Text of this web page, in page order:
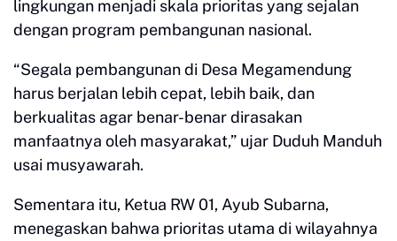
lingkungan menjadi skala prioritas yang sejalan
dengan program pembangunan nasional.
“Segala pembangunan di Desa Megamendung
harus berjalan lebih cepat, lebih baik, dan
berkualitas agar benar-benar dirasakan
manfaatnya oleh masyarakat,” ujar Duduh Manduh
usai musyawarah.
Sementara itu, Ketua RW 01, Ayub Subarna,
menegaskan bahwa prioritas utama di wilayahnya